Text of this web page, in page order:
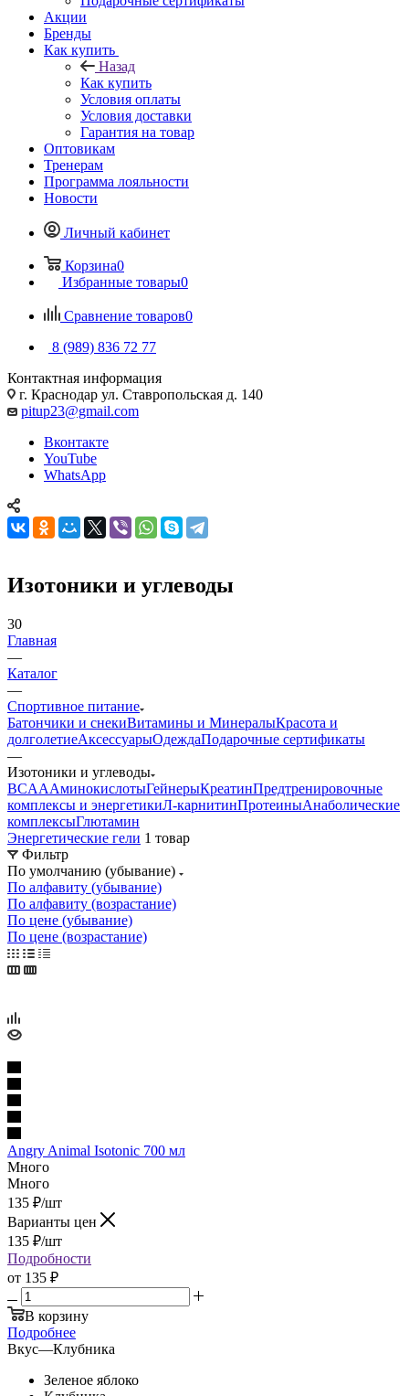
Акции
Бренды
Как купить
Назад
Как купить
Условия оплаты
Условия доставки
Гарантия на товар
Оптовикам
Тренерам
Программа лояльности
Новости
Личный кабинет
Корзина0
Избранные товары0
Сравнение товаров0
8 (989) 836 72 77
Контактная информация
г. Краснодар ул. Ставропольская д. 140
pitup23@gmail.com
Вконтакте
YouTube
WhatsApp
Изотоники и углеводы
30
Главная
—
Каталог
—
Спортивное питание
Батончики и снекиВитамины и МинералыКрасота и
долголетиеАксессуарыОдеждаПодарочные сертификаты
—
Изотоники и углеводы
BCAAАминокислотыГейнерыКреатинПредтренировочные
комплексы и энергетикиЛ-карнитинПротеиныАнаболические
комплексыГлютамин
Энергетические гели 1 товар
Фильтр
По умолчанию (убывание)
По алфавиту (убывание)
По алфавиту (возрастание)
По цене (убывание)
По цене (возрастание)
Angry Animal Isotonic 700 мл
Много
Много
135 ₽/шт
Варианты цен
135 ₽/шт
Подробности
от 135 ₽
В корзину
Подробнее
Вкус—Клубника
Зеленое яблоко